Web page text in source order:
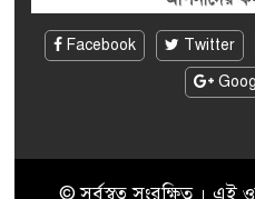
Facebook Twitter
© সর্বস্বত্ব সংরক্ষিত ।